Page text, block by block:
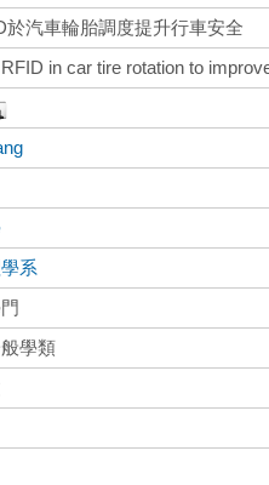
於汽車輪胎調度提升行車安全
in car tire rotation to
系
學類